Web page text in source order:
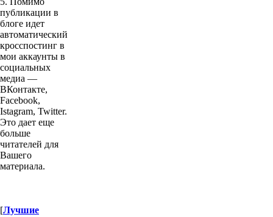
публикации в
блоге идет
автоматический
кросспостинг в
мои аккаунты в
социальных
медиа —
ВКонтакте,
Facebook,
Istagram, Twitter.
Это дает еще
больше
читателей для
Вашего
материала.
[Лучшие